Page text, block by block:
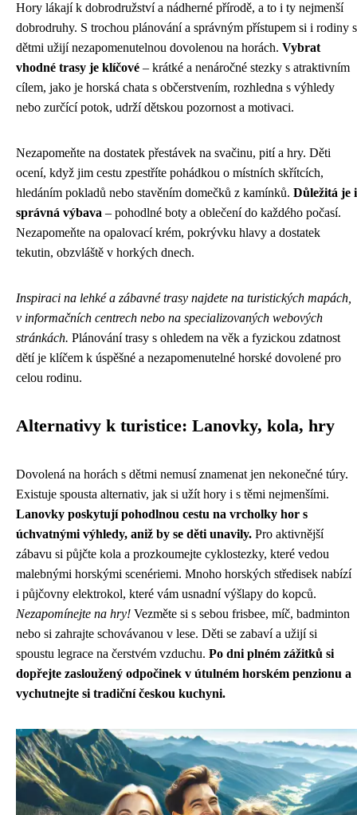
Hory lákají k dobrodružství a nádherné přírodě, a to i ty nejmenší
dobrodruhy. S trochou plánování a správným přístupem si i rodiny s
dětmi užijí nezapomenutelnou dovolenou na horách. Vybrat
vhodné trasy je klíčové – krátké a nenáročné stezky s atraktivním
cílem, jako je horská chata s občerstvením, rozhledna s výhledy
nebo zurčící potok, udrží dětskou pozornost a motivaci.
Nezapomeňte na dostatek přestávek na svačinu, pití a hry. Děti
ocení, když jim cestu zpestříte pohádkou o místních skřítcích,
hledáním pokladů nebo stavěním domečků z kamínků. Důležitá je i
správná výbava – pohodlné boty a oblečení do každého počasí.
Nezapomeňte na opalovací krém, pokrývku hlavy a dostatek
tekutin, obzvláště v horkých dnech.
Inspiraci na lehké a zábavné trasy najdete na turistických mapách,
v informačních centrech nebo na specializovaných webových
stránkách. Plánování trasy s ohledem na věk a fyzickou zdatnost
dětí je klíčem k úspěšné a nezapomenutelné horské dovolené pro
celou rodinu.
Alternativy k turistice: Lanovky, kola, hry
Dovolená na horách s dětmi nemusí znamenat jen nekonečné túry.
Existuje spousta alternativ, jak si užít hory i s těmi nejmenšími.
Lanovky poskytují pohodlnou cestu na vrcholky hor s
úchvatnými výhledy, aniž by se děti unavily. Pro aktivnější
zábavu si půjčte kola a prozkoumejte cyklostezky, které vedou
malebnými horskými scenériemi. Mnoho horských středisek nabízí
i půjčovny elektrokol, které vám usnadní výšlapy do kopců.
Nezapomínejte na hry! Vezměte si s sebou frisbee, míč, badminton
nebo si zahrajte schovávanou v lese. Děti se zabaví a užijí si
spoustu legrace na čerstvém vzduchu. Po dni plném zážitků si
dopřejte zasloužený odpočinek v útulném horském penzionu a
vychutnejte si tradiční českou kuchyni.